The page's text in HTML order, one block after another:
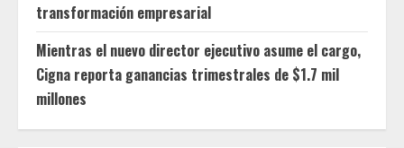
transformación empresarial
Mientras el nuevo director ejecutivo asume el cargo,
Cigna reporta ganancias trimestrales de $1.7 mil
millones